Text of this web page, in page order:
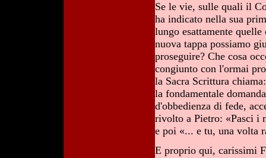
Se le vie, sulle quali il
ha indicato nella sua
lungo esattamente
nuova tappa possiamo
proseguire? Che cosa
congiunto con l'ormai
la Sacra Scrittura
la fondamentale
d'obbedienza di fede,
rivolto a Pietro: «Pasci i
e poi «... e tu, una volta
E proprio qui, carissimi